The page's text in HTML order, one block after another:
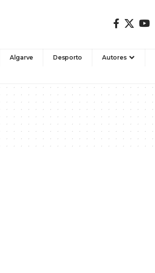
Algarve Desporto Autores